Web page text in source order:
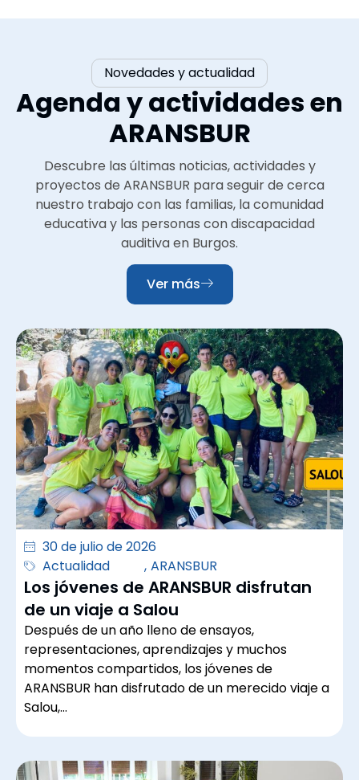
Novedades y actualidad
Agenda y actividades en
ARANSBUR
Descubre las últimas noticias, actividades y
proyectos de ARANSBUR para seguir de cerca
nuestro trabajo con las familias, la comunidad
educativa y las personas con discapacidad
auditiva en Burgos.
Ver más
30 de julio de 2026
Actualidad
, ARANSBUR
Los jóvenes de ARANSBUR disfrutan
de un viaje a Salou
Después de un año lleno de ensayos,
representaciones, aprendizajes y muchos
momentos compartidos, los jóvenes de
ARANSBUR han disfrutado de un merecido viaje a
Salou,…